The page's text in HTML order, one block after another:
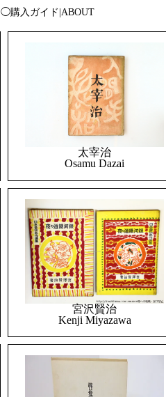
◯購入ガイド|ABOUT
太宰治
Osamu Dazai
宮沢賢治
Kenji Miyazawa